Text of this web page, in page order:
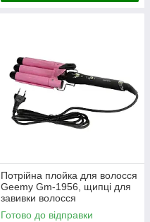
Потрійна плойка для волосся
Geemy Gm-1956, щипці для
завивки волосся
Готово до відправки